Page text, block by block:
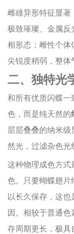
雌雄异形特征显著
极致璀璨、金属反
相形态；雌性个体
尖锐度稍弱，整体
二、独特光
和所有优质闪蝶一
色，而是纯天然的
层层叠叠的纳米
然光，过滤杂色光
这种物理成色方式
色。只要蝴蝶翅片
以长久保存，这
因。相较于普通
存周期更长，极具